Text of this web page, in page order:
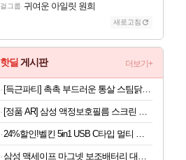
걸그룹 귀여운 아일릿 원희
새로고침
핫딜 게시판 더보기+
[득근파티] 촉촉 부드러운 통살 스팀닭가슴살 18팩 6가지맛